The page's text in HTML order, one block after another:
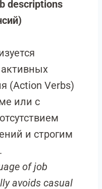
descriptions
(Action Verbs)
или с
и строгим
of job
avoids casual